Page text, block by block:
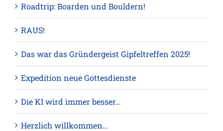
Roadtrip: Boarden und Bouldern!
RAUS!
Das war das Gründergeist Gipfeltreffen 2025!
Expedition neue Gottesdienste
Die KI wird immer besser…
Herzlich willkommen…